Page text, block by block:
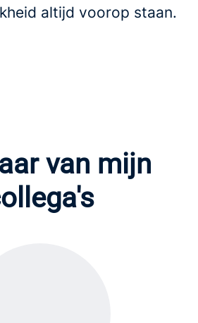
altijd voorop staan.
van mijn